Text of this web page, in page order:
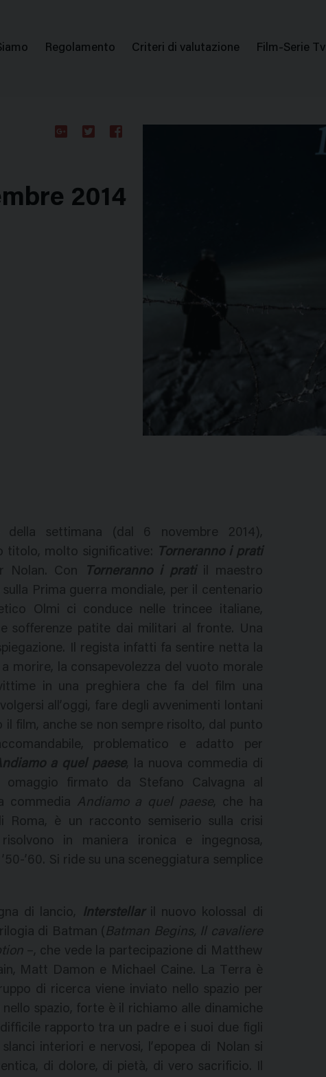
Regolamento Criteri di valutazione Film-Serie Tv
2014
della settimana (dal 6 novembre 2014),
titolo, molto significative:
Torneranno i prati
Nolan. Con Torneranno i pratiil maestro
Prima guerra mondiale, per il centenario
Olmi ci conduce nelle trincee italiane,
sofferenze patite dai militari al fronte. Una
Il regista infatti fa sentire netta la
morire, la consapevolezza del vuoto morale
in una preghiera che fa del film una
all’oggi, fare degli avvenimenti lontani
film, anche se non sempre risolto, dal punto
problematico e adatto per
a quel paese, la nuova commedia di
omaggio firmato da Stefano Calvagna al
commedia Andiamo a quel paese, che ha
Roma, è un racconto semiserio sulla crisi
in maniera ironica e ingegnosa,
’60. Si ride su una sceneggiatura semplice
di lancio, Interstellar il nuovo kolossal di
di Batman ( Batman Begins, Il cavaliere
–, che vede la partecipazione di Matthew
Matt Damon e Michael Caine. La Terra è
di ricerca viene inviato nello spazio per
spazio, forte è il richiamo alle dinamiche
rapporto tra un padre e i suoi due figli
interiori e nervosi, l’epopea di Nolan si
di dolore, di pietà, di vero sacrificio. Il